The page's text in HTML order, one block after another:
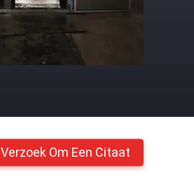
Verzoek Om Een Citaat